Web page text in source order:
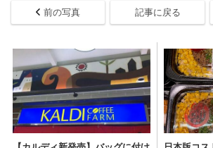
前の写真 記事に戻る